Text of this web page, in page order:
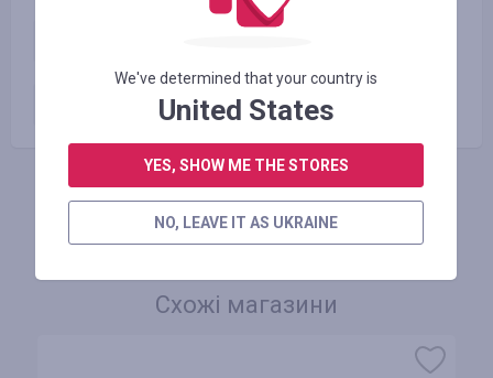
Skylux Domestic Business Class
SkyLux Sale
АВТОРИЗУЙТЕСЬ, ЩОБ ЗАЛИШИТИ ВІДГУК
Схожі магазини
We've determined that your country is
United States
YES, SHOW ME THE STORES
NO, LEAVE IT AS UKRAINE